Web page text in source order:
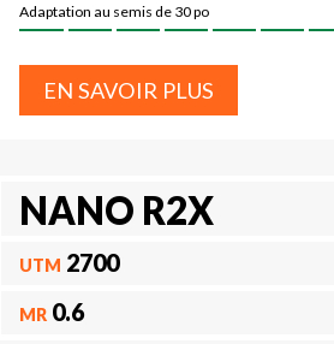
Adaptation au semis de 30 po
EN SAVOIR PLUS
NANO R2X
UTM 2700
MR 0.6